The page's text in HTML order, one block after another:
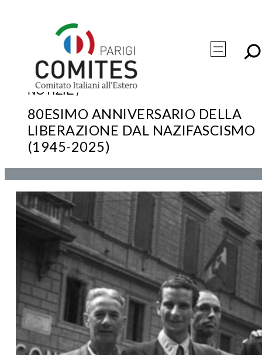
NOTIZIE/
80ESIMO ANNIVERSARIO DELLA
LIBERAZIONE DAL NAZIFASCISMO
(1945-2025)